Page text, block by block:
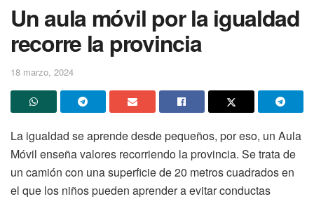
Un aula móvil por la igualdad
recorre la provincia
18 marzo, 2024
La igualdad se aprende desde pequeños, por eso, un Aula
Móvil enseña valores recorriendo la provincia. Se trata de
un camión con una superficie de 20 metros cuadrados en
el que los niños pueden aprender a evitar conductas